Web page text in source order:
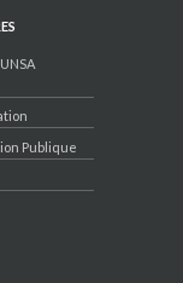
Publique